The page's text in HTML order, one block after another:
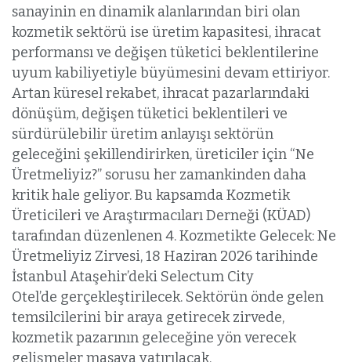
sanayinin en dinamik alanlarından biri olan
kozmetik sektörü ise üretim kapasitesi, ihracat
performansı ve değişen tüketici beklentilerine
uyum kabiliyetiyle büyümesini devam ettiriyor.
Artan küresel rekabet, ihracat pazarlarındaki
dönüşüm, değişen tüketici beklentileri ve
sürdürülebilir üretim anlayışı sektörün
geleceğini şekillendirirken, üreticiler için “Ne
Üretmeliyiz?” sorusu her zamankinden daha
kritik hale geliyor. Bu kapsamda Kozmetik
Üreticileri ve Araştırmacıları Derneği (KÜAD)
tarafından düzenlenen 4. Kozmetikte Gelecek: Ne
Üretmeliyiz Zirvesi, 18 Haziran 2026 tarihinde
İstanbul Ataşehir’deki Selectum City
Otel’de gerçekleştirilecek. Sektörün önde gelen
temsilcilerini bir araya getirecek zirvede,
kozmetik pazarının geleceğine yön verecek
gelişmeler masaya yatırılacak.